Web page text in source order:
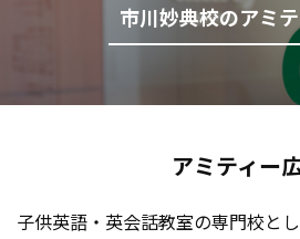
市川妙典校のアミ
アミティー
子供英語・英会話教室の専門校と